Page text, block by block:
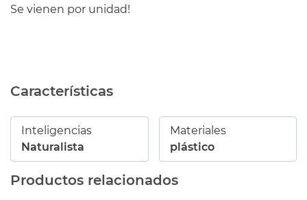
Se vienen por unidad!
Características
Inteligencias
Naturalista
Materiales
plástico
Productos relacionados